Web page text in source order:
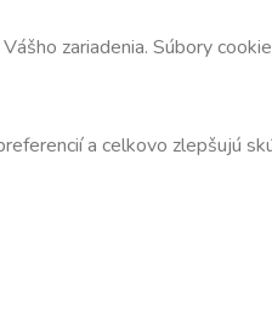
zariadenia. Súbory
a celkovo zlepšujú